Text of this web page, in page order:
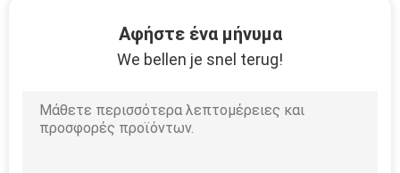
ΠΕΡΙΠΤΏΣΕΙΣ
PRIVACY
Αφήστε ένα μήνυμα
We bellen je snel terug!